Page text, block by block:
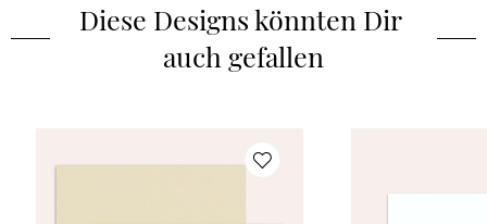
Diese Designs könnten Dir
auch gefallen